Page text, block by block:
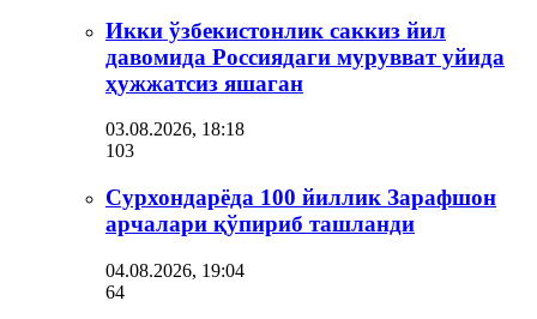
Икки ўзбекистонлик саккиз йил
давомида Россиядаги мурувват уйида
ҳужжатсиз яшаган
03.08.2026, 18:18
103
Сурхондарёда 100 йиллик Зарафшон
арчалари қўпириб ташланди
04.08.2026, 19:04
64